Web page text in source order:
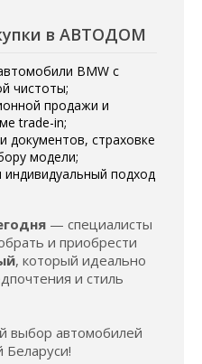
в АВТОДОМ
BMW с
чистоты;
продажи и
trade-in;
страховке
модели;
подход
— специалисты
и приобрести
, который идеально
и стиль
выбор автомобилей
Беларуси!